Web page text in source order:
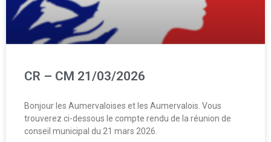
CR – CM 21/03/2026
Bonjour les Aumervaloises et les Aumervalois. Vous
trouverez ci-dessous le compte rendu de la réunion de
conseil municipal du 21 mars 2026.